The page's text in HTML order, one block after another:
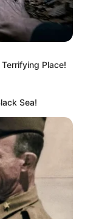
Place!
Sea!